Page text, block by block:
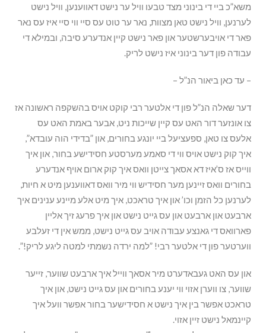
משא”כ ביי די בינוני מצד טבעו וויל ער נישט דאווענען, וויל נישט
לערנען, וויל נישט טאן מצוות, נאר ער טוט עס סיי ווי סיי איז עס נאר
פאר די אויבערשטער און פאר נישט קיין אנדערע סיבה, ובמילא די
עבודה פון דער בינוני איז נישט לריק.
– עד כאן ביאור הנ”ל –
דער שאלה הנ”ל פון די אלטער רבי קוקט אויס בהשקפה ראשונה אז
צו אונזער דור האט עס קיין שייכות ניט, אבער באמת האט עס
אלעס צו טאן, ספעציעל ביי יונגע בחורים, און ”בדידי הוה עובדא”,
איך קוק נישט אויס ווי די סאמע מערסטע חסידישע בחור, און איך
ווייס אז ס’איז דא אסאך צייטן וואס איך קוק ארום אויף אנדערע
בחורים וואס זיינען מער חסידיש ווי מיר וואס דאווענען מיט א חיות,
לערנען כל הזמן וכו’ און איך טראכט, איך מיט אלע מיינע ענינים איך
ארבעט און ארבעט און עס גייט נישט און איך פרעג זיך אליין
פארוואס די גאנצע עבודה אויב עס גייט נישט, ממש אין די זעלבע
ווערטער פון די אלטער רבי! ”למה ירדה נשמתי למטה ליגע לריק!”.
און עס האט געבאדערט מיר אסאך ווייל איך ארבעט שווער, זייער
שווער, צו ווערן אזוי ווי יענע בחורים און עס גייט נישט, און איך
טראכט אפשר בין איך נישט א חסידישער בחור אפשר וועל איך
קיינמאל נישט זיין אזוי.